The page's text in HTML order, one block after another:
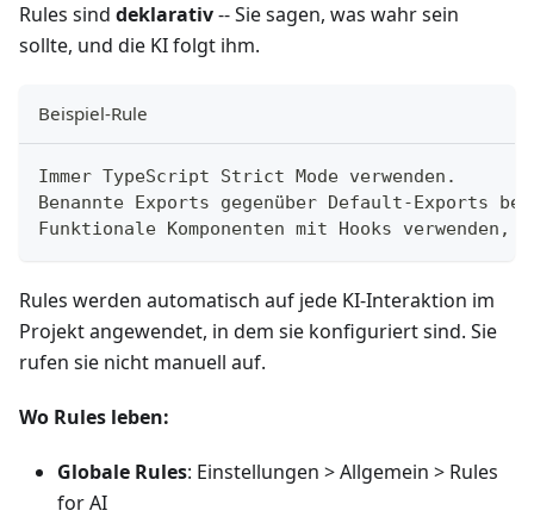
Rules sind deklarativ-- Sie sagen, was wahr sein
sollte, und die KI folgt ihm.
Beispiel-Rule
Immer TypeScript Strict Mode verwenden.
Benannte Exports gegenüber Default-Exports
Funktionale Komponenten mit Hooks verwenden,
Rules werden automatisch auf jede KI-Interaktion im
Projekt angewendet, in dem sie konfiguriert sind. Sie
rufen sie nicht manuell auf.
Wo Rules leben:
Globale Rules: Einstellungen > Allgemein > Rules
for AI